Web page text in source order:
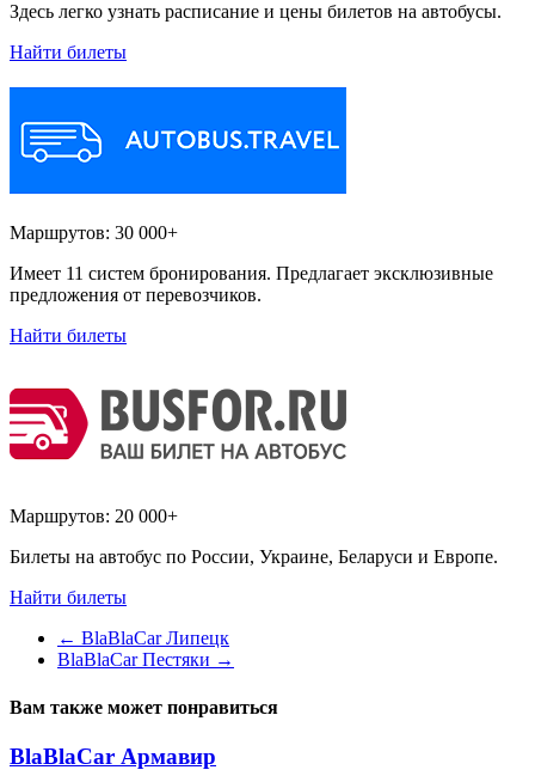
Здесь легко узнать расписание и цены билетов на автобусы.
Найти билеты
Маршрутов: 30 000+
Имеет 11 систем бронирования. Предлагает эксклюзивные
предложения от перевозчиков.
Найти билеты
Маршрутов: 20 000+
Билеты на автобус по России, Украине, Беларуси и Европе.
Найти билеты
← BlaBlaCar Липецк
BlaBlaCar Пестяки →
Вам также может понравиться
BlaBlaCar Армавир